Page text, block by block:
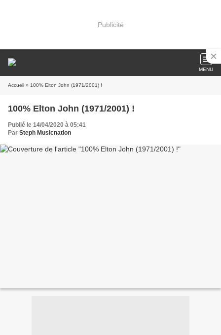
Publicité
MENU
Accueil » 100% Elton John (1971/2001) !
100% Elton John (1971/2001) !
Publié le 14/04/2020 à 05:41
Par Steph Musicnation